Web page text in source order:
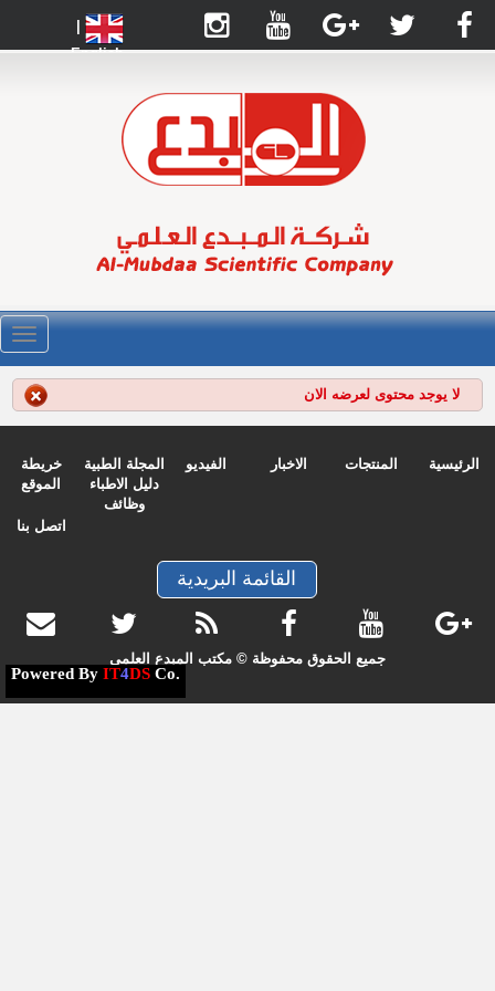
English
لا يوجد محتوى لعرضه الان
الرئيسية المنتجات الاخبار الفيديو
المجلة الطبية
دليل الاطباء
وظائف
خريطة
الموقع
اتصل بنا
القائمة البريدية
جميع الحقوق محفوظة © مكتب المبدع العلمي
Powered By IT4DS Co.